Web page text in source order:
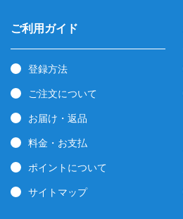
ご利用ガイド
登録方法
ご注文について
お届け・返品
料金・お支払
ポイントについて
サイトマップ